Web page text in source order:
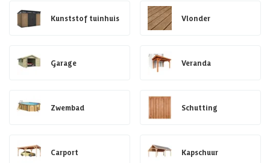
Kunststof tuinhuis Vlonder
Garage Veranda
Zwembad Schutting
Carport Kapschuur